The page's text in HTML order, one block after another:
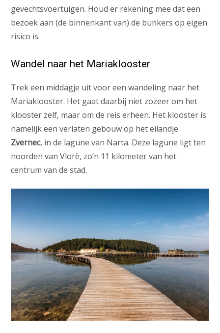
gevechtsvoertuigen. Houd er rekening mee dat een
bezoek aan (de binnenkant van) de bunkers op eigen
risico is.
Wandel naar het Mariaklooster
Trek een middagje uit voor een wandeling naar het
Mariaklooster. Het gaat daarbij niet zozeer om het
klooster zelf, maar om de reis erheen. Het klooster is
namelijk een verlaten gebouw op het eilandje
Zvernec, in de lagune van Narta. Deze lagune ligt ten
noorden van Vlorë, zo’n 11 kilometer van het
centrum van de stad.